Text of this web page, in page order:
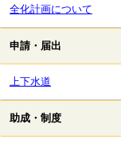
全化計画について
申請・届出
上下水道
助成・制度